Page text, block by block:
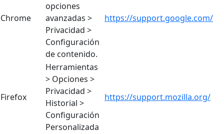
Chrome
opciones
avanzadas >
Privacidad >
Configuración
de contenido.
https://support.google.com/
Firefox
Herramientas
> Opciones >
Privacidad >
Historial >
Configuración
Personalizada
https://support.mozilla.org/